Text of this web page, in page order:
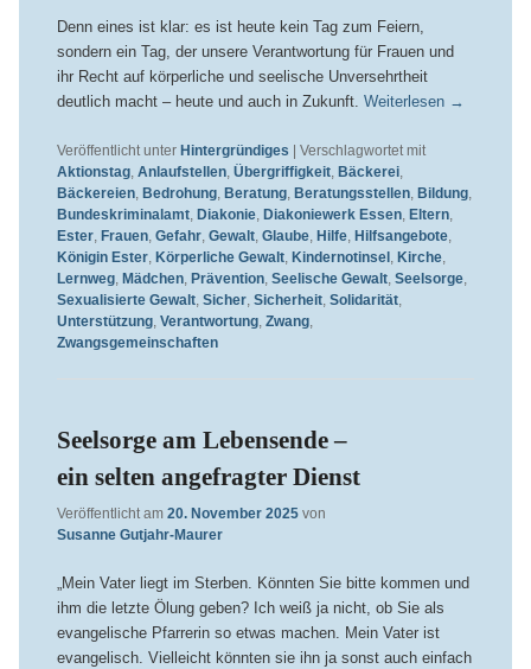
Denn eines ist klar: es ist heute kein Tag zum Feiern,
sondern ein Tag, der unsere Verantwortung für Frauen und
ihr Recht auf körperliche und seelische Unversehrtheit
deutlich macht – heute und auch in Zukunft. Weiterlesen →
Veröffentlicht unter Hintergründiges | Verschlagwortet mit
Aktionstag, Anlaufstellen, Übergriffigkeit, Bäckerei,
Bäckereien, Bedrohung, Beratung, Beratungsstellen, Bildung,
Bundeskriminalamt, Diakonie, Diakoniewerk Essen, Eltern,
Ester, Frauen, Gefahr, Gewalt, Glaube, Hilfe, Hilfsangebote,
Königin Ester, Körperliche Gewalt, Kindernotinsel, Kirche,
Lernweg, Mädchen, Prävention, Seelische Gewalt, Seelsorge,
Sexualisierte Gewalt, Sicher, Sicherheit, Solidarität,
Unterstützung, Verantwortung, Zwang,
Zwangsgemeinschaften
Seelsorge am Lebensende –
ein selten angefragter Dienst
Veröffentlicht am 20. November 2025 von
Susanne Gutjahr-Maurer
„Mein Vater liegt im Sterben. Könnten Sie bitte kommen und
ihm die letzte Ölung geben? Ich weiß ja nicht, ob Sie als
evangelische Pfarrerin so etwas machen. Mein Vater ist
evangelisch. Vielleicht könnten sie ihn ja sonst auch einfach